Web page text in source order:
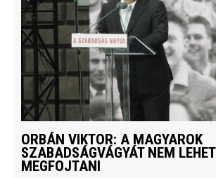
ORBÁN VIKTOR: A MAGYAROK
SZABADSÁGVÁGYÁT NEM LEHET
MEGFOJTANI